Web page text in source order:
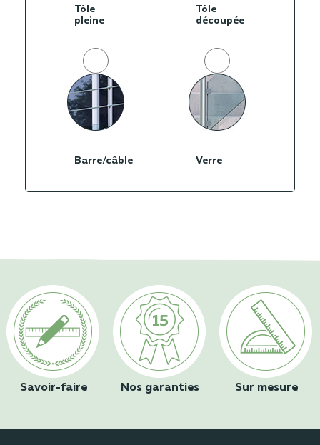
Tôle
pleine
Tôle
découpée
Barre/câble Verre
Savoir-faire Nos garanties Sur mesure